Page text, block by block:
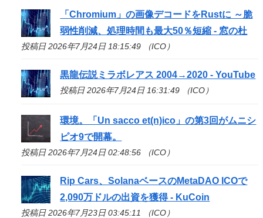
「Chromium」の画像デコードをRustに ～脆
弱性削減、処理時間も最大50％短縮 - 窓の杜
投稿日 2026年7月24日 18:15:49 （ICO）
黒龍伝説ミラボレアス 2004→2020 - YouTube
投稿日 2026年7月24日 16:31:49 （ICO）
環境。「Un sacco et(n)ico 」の第3回がムニシ
ピオ9で開幕。
投稿日 2026年7月24日 02:48:56 （ICO）
Rip Cars、SolanaベースのMetaDAO ICOで
2,090万ドルの出資を獲得 - KuCoin
投稿日 2026年7月23日 03:45:11 （ICO）